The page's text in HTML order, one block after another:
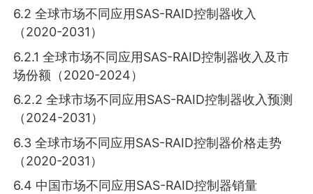
6.2 全球市场不同应用SAS-RAID控制器收入
（2020-2031）
6.2.1 全球市场不同应用SAS-RAID控制器收入及市
场份额（2020-2024）
6.2.2 全球市场不同应用SAS-RAID控制器收入预测
（2024-2031）
6.3 全球市场不同应用SAS-RAID控制器价格走势
（2020-2031）
6.4 中国市场不同应用SAS-RAID控制器销量